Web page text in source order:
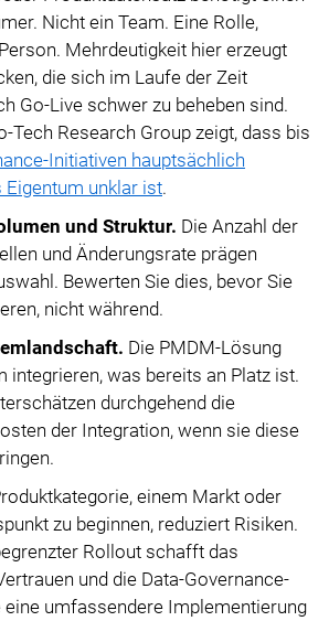
Nicht ein Team. Eine Rolle,
Mehrdeutigkeit hier erzeugt
die sich im Laufe der Zeit
Go-Live schwer zu beheben sind.
Tech Research Group zeigt, dass bis
Initiativen hauptsächlich
unklar ist.
und Struktur. Die Anzahl der
und Änderungsrate prägen
Bewerten Sie dies, bevor Sie
nicht während.
Die PMDM-Lösung
integrieren, was bereits an Platz ist.
durchgehend die
der Integration, wenn sie diese
einem Markt oder
zu beginnen, reduziert Risiken.
Rollout schafft das
und die Data-Governance-
eine umfassendere Implementierung